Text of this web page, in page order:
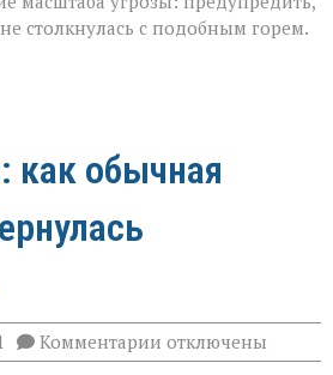
столкнулась с подобным горем.
как обычная
Комментарии к
записи
отключены